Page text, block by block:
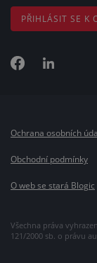
PŘIHLÁSIT SE K
Všechna práva
121/2000 sb. o právu
Ochrana osobních
Obchodní podmínky
O web se stará Blogic